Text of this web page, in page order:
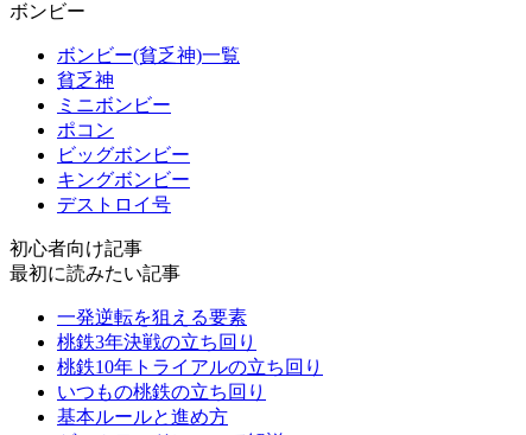
ボンビー
ボンビー(貧乏神)一覧
貧乏神
ミニボンビー
ポコン
ビッグボンビー
キングボンビー
デストロイ号
初心者向け記事
最初に読みたい記事
一発逆転を狙える要素
桃鉄3年決戦の立ち回り
桃鉄10年トライアルの立ち回り
いつもの桃鉄の立ち回り
基本ルールと進め方